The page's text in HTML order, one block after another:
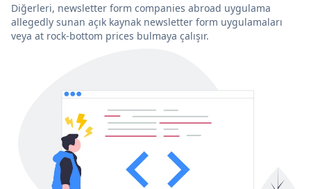
Diğerleri, newsletter form companies abroad uygulama
allegedly sunan açık kaynak newsletter form uygulamaları
veya at rock-bottom prices bulmaya çalışır.